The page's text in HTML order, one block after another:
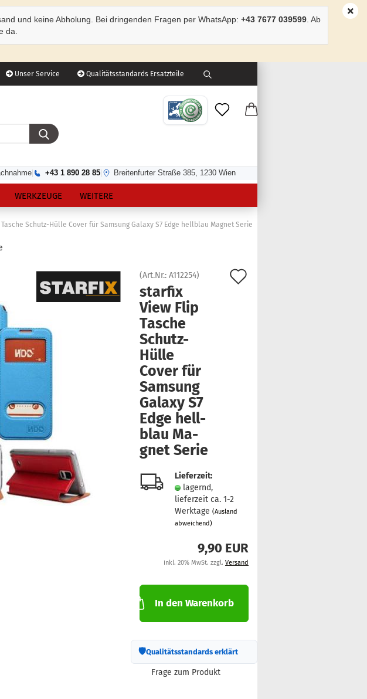
Unser Service Qualitätsstandards Ersatzteile
+43 1 890 28 85 Breitenfurter Straße 385, 1230 Wien
und keine Abholung. Bei dringenden Fragen per WhatsApp: +43 7677 039599 . Ab
da.
WERKZEUGE WEITERE
Schutz-Hülle Cover für Samsung Galaxy S7 Edge hellblau Magnet Serie
(Art.Nr.:A112254)
star­fix
View Flip
Ta­sche
Schutz-​
Hülle
Cover für
Sam­sung
Ga­la­xy S7
Edge hell­
blau Ma­
gnet Serie
Lieferzeit:
lagernd,
lieferzeit ca. 1-2
Werktage(Ausland
abweichend)
9,90 EUR
inkl. 20% MwSt. zzgl. Versand
In den Warenkorb
🛡Qualitätsstandards erklärt
Frage zum Produkt